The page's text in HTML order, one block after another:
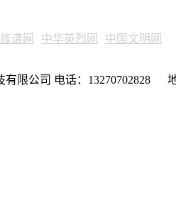
族谱网 中华英烈网
中国文明网
有限公司 电话：13270702828